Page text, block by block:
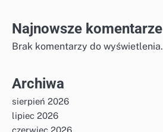
Najnowsze komentarze
Brak komentarzy do wyświetlenia.
Archiwa
sierpień 2026
lipiec 2026
czerwiec 2026